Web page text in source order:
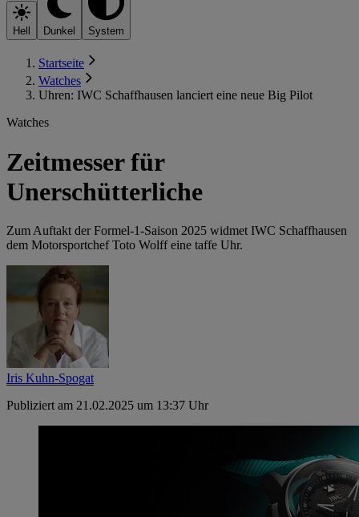
Hell Dunkel System
Startseite
Watches
Uhren: IWC Schaffhausen lanciert eine neue Big Pilot
Watches
Zeitmesser für
Unerschütterliche
Zum Auftakt der Formel-1-Saison 2025 widmet IWC Schaffhausen
dem Motorsportchef Toto Wolff eine taffe Uhr.
Iris Kuhn-Spogat
Publiziert am 21.02.2025 um 13:37 Uhr